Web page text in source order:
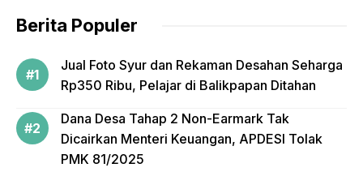
k
Berita Populer
Jual Foto Syur dan Rekaman Desahan Seharga
Rp350 Ribu, Pelajar di Balikpapan Ditahan
Dana Desa Tahap 2 Non-Earmark Tak
Dicairkan Menteri Keuangan, APDESI Tolak
PMK 81/2025